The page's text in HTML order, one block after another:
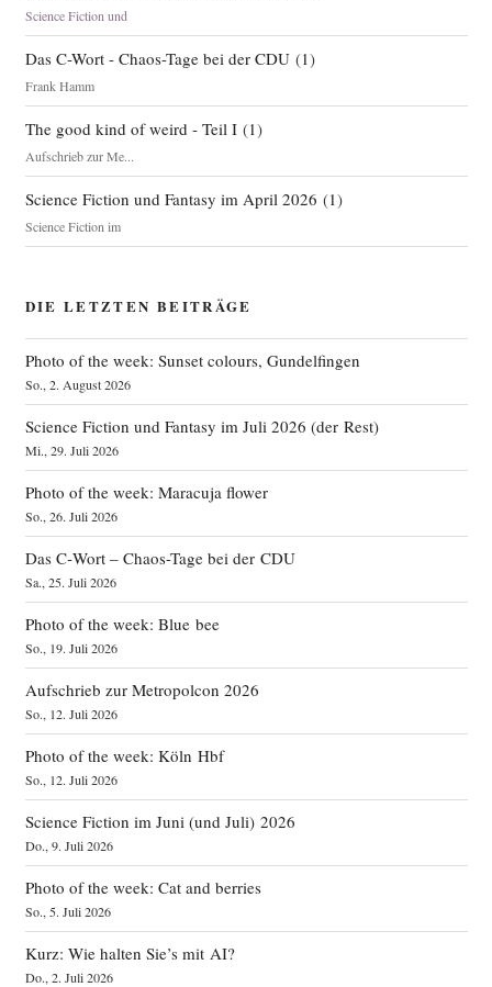
Science Fiction und
Das C-Wort - Chaos-Tage bei der CDU(1)
Frank Hamm
The good kind of weird - Teil I(1)
Aufschrieb zur Me...
Science Fiction und Fantasy im April 2026 (1)
Science Fiction im
DIE LETZTEN BEITRÄGE
Photo of the week: Sunset colours, Gundelfingen
So., 2. August 2026
Science Fiction und Fantasy im Juli 2026 (der Rest)
Mi., 29. Juli 2026
Photo of the week: Maracuja flower
So., 26. Juli 2026
Das C‑Wort – Chaos-Tage bei der CDU
Sa., 25. Juli 2026
Photo of the week: Blue bee
So., 19. Juli 2026
Aufschrieb zur Metropolcon 2026
So., 12. Juli 2026
Photo of the week: Köln Hbf
So., 12. Juli 2026
Science Fiction im Juni (und Juli) 2026
Do., 9. Juli 2026
Photo of the week: Cat and berries
So., 5. Juli 2026
Kurz: Wie halten Sie’s mit AI?
Do., 2. Juli 2026